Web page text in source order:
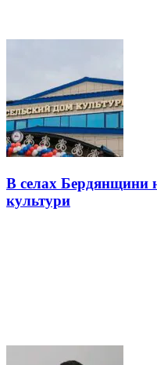
В селах Бердянщини
культури